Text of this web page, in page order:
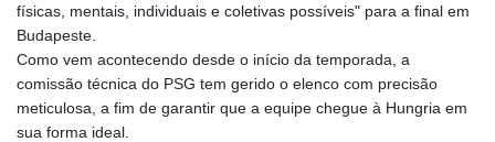
físicas, mentais, individuais e coletivas possíveis" para a final em
Budapeste.
Como vem acontecendo desde o início da temporada, a
comissão técnica do PSG tem gerido o elenco com precisão
meticulosa, a fim de garantir que a equipe chegue à Hungria em
sua forma ideal.